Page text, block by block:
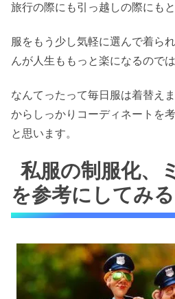
旅行の際にも引っ越しの際にも
服をもう少し気軽に選んで着ら
んが人生ももっと楽になるので
なんてったって毎日服は着替え
からしっかりコーディネートを
と思います。
私服の制服化、
を参考にしてみる